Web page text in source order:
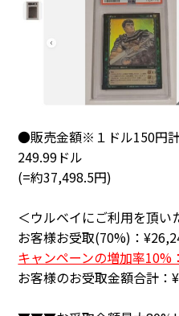
●販売金額※１ドル150円
249.99ドル
(=約37,498.5円)
＜ウルベイにご利用を頂い
お客様お受取(70%)：
キャンペーンの増加率10%
お客様のお受取金額合計：